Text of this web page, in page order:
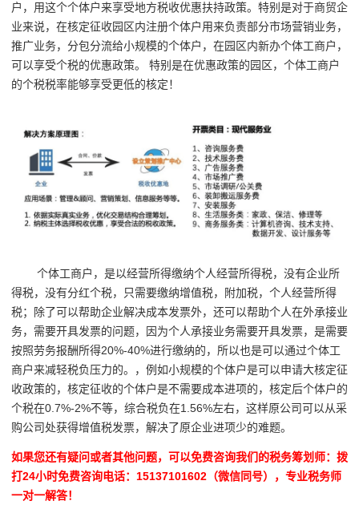
户，用这个个体户来享受地方税收优惠扶持政策。特别是对于商贸企
业来说，在核定征收园区内注册个体户用来负责部分市场营销业务，
推广业务，分包分流给小规模的个体户，在园区内新办个体工商户，
可以享受个税的优惠政策。 特别是在优惠政策的园区，个体工商户
的个税税率能够享受更低的核定！
个体工商户，是以经营所得缴纳个人经营所得税，没有企业所
得税，没有分红个税，只需要缴纳增值税，附加税，个人经营所得
税；除了可以帮助企业解决成本发票外，还可以帮助个人在外承接业
务，需要开具发票的问题，因为个人承接业务需要开具发票，是需要
按照劳务报酬所得20%-40%进行缴纳的，所以也是可以通过个体工
商户来减轻税负压力的。
，例如小规模的个体户是可以申请大核定征
收政策的，核定征收的个体户是不需要成本进项的，核定后个体户的
个税在0.7%-2%不等，综合税负在1.56%左右，这样原公司可以从采
购公司处获得增值税发票，解决了原企业进项少的难题。
如果您还有疑问或者其他问题，可以免费咨询我们的税务筹划师：拨
打24小时免费咨询电话：15137101602（微信同号），专业税务师
一对一解答！